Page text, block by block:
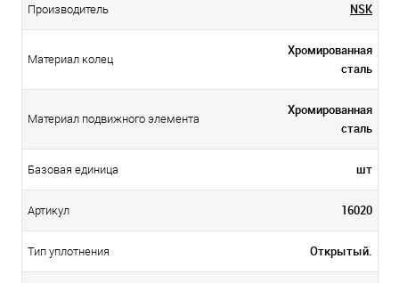
Производитель NSK
Материал колец
Хромированная
сталь
Материал подвижного элемента
Хромированная
сталь
Базовая единица шт
Артикул 16020
Тип уплотнения Открытый.